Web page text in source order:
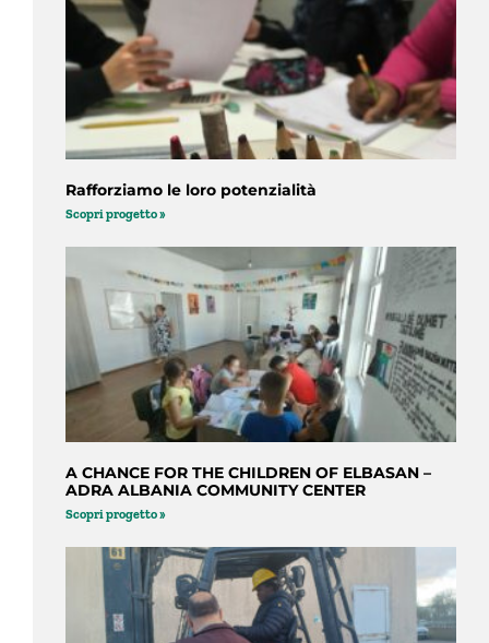
Rafforziamo le loro potenzialità
Scopri progetto »
A CHANCE FOR THE CHILDREN OF ELBASAN –
ADRA ALBANIA COMMUNITY CENTER
Scopri progetto »